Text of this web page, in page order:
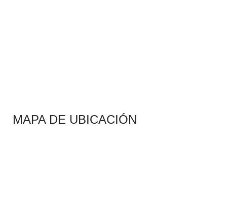
MAPA DE UBICACIÓN